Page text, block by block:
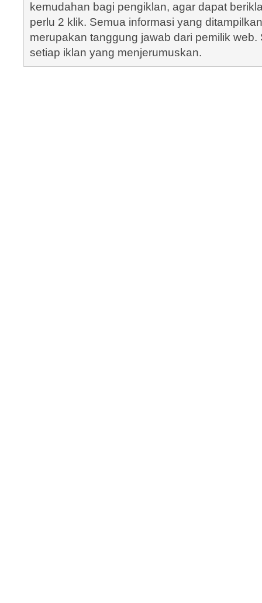
kemudahan bagi pengiklan, agar dapat
perlu 2 klik. Semua informasi yang
merupakan tanggung jawab dari pemilik
setiap iklan yang menjerumuskan.